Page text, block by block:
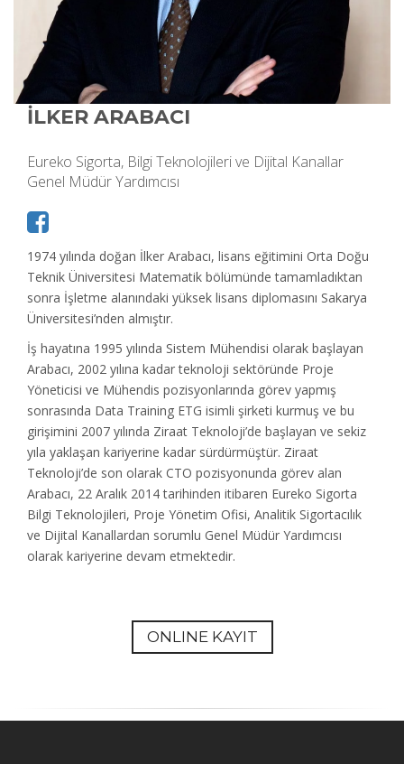
İLKER ARABACI
Eureko Sigorta, Bilgi Teknolojileri ve Dijital Kanallar
Genel Müdür Yardımcısı
1974 yılında doğan İlker Arabacı, lisans eğitimini Orta Doğu
Teknik Üniversitesi Matematik bölümünde tamamladıktan
sonra İşletme alanındaki yüksek lisans diplomasını Sakarya
Üniversitesi’nden almıştır.
İş hayatına 1995 yılında Sistem Mühendisi olarak başlayan
Arabacı, 2002 yılına kadar teknoloji sektöründe Proje
Yöneticisi ve Mühendis pozisyonlarında görev yapmış
sonrasında Data Training ETG isimli şirketi kurmuş ve bu
girişimini 2007 yılında Ziraat Teknoloji’de başlayan ve sekiz
yıla yaklaşan kariyerine kadar sürdürmüştür. Ziraat
Teknoloji’de son olarak CTO pozisyonunda görev alan
Arabacı, 22 Aralık 2014 tarihinden itibaren Eureko Sigorta
Bilgi Teknolojileri, Proje Yönetim Ofisi, Analitik Sigortacılık
ve Dijital Kanallardan sorumlu Genel Müdür Yardımcısı
olarak kariyerine devam etmektedir.
ONLINE KAYIT